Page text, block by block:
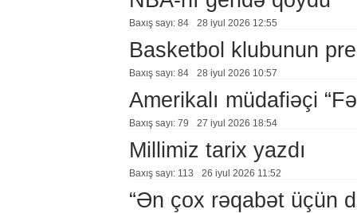
Baxış sayı: 84 28 i̇yul 2026 12:55
Basketbol klubunun
Baxış sayı: 84 28 i̇yul 2026 10:57
Amerikalı müdafiəçi
Baxış sayı: 79 27 i̇yul 2026 18:54
Millimiz tarix yazdı
Baxış sayı: 113 26 i̇yul 2026 11:52
“Ən çox rəqabət üçün